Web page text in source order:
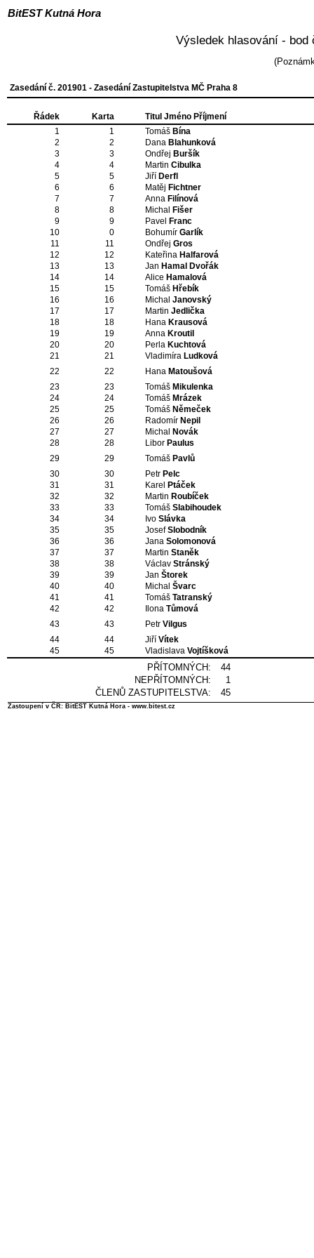
BitEST Kutná Hora
Výsledek hlasování -
Zasedání č. 201901 - Zasedání Zastupitelstva MČ Praha 8
Řádek Karta
Titul Jméno Příjmení
1
1 Tomáš Bína
2
2 Dana Blahunková
3
3 Ondřej Buršík
4
4 Martin Cibulka
5
5 Jiří Derfl
6
6 Matěj Fichtner
7
7 Anna Filínová
8
8 Michal Fišer
9
9 Pavel
Franc
10
0 Bohumír Garlík
11
11 Ondřej Gros
12
12 Kateřina Halfarová
13
13 Jan Hamal Dvořák
14
14 Alice Hamalová
15
15 Tomáš Hřebík
16
16 Michal Janovský
17
17 Martin Jedlička
18
18 Hana Krausová
19
19 Anna Kroutil
20
20 Perla Kuchtová
21
21 Vladimíra Ludková
22
22 Hana Matoušová
23
23 Tomáš Mikulenka
24
24 Tomáš Mrázek
25
25 Tomáš Němeček
26
26 Radomír Nepil
27
27 Michal Novák
28
28 Libor Paulus
29
29 Tomáš Pavlů
30
30 Petr Pelc
31
31 Karel
Ptáček
32
32 Martin Roubíček
33
33 Tomáš Slabihoudek
34
34 Ivo Slávka
35
35 JosefSlobodník
36
36 Jana Solomonová
37
37 Martin Staněk
38
38 Václav Stránský
39
39 Jan Štorek
40
40 Michal Švarc
41
41 Tomáš Tatranský
42
42 Ilona Tůmová
43
43 Petr Vilgus
44
44 Jiří Vítek
45
45 Vladislava Vojtíšková
PŘÍTOMNÝCH:
44
NEPŘÍTOMNÝCH:
1
ČLENŮ ZASTUPITELSTVA:
45
Zastoupení v ČR: BitEST Kutná Hora - www.bitest.cz